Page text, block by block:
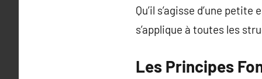
Qu’il s’agisse d’une
s’applique à toutes les
Les Principes